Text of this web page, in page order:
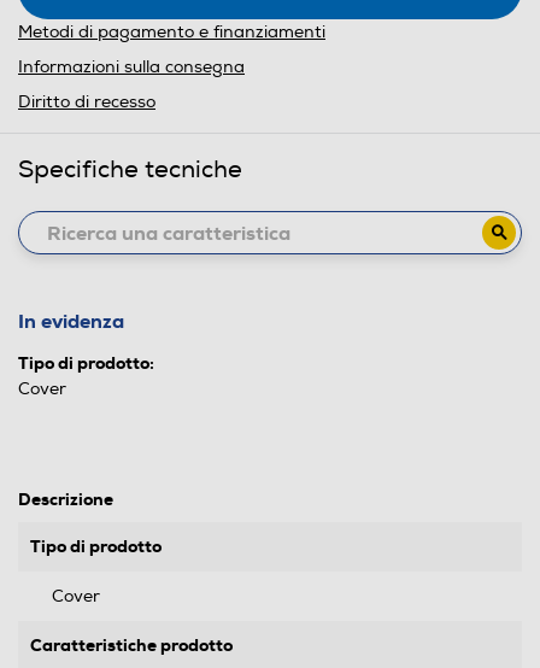
Metodi di pagamento e finanziamenti
Informazioni sulla consegna
Diritto di recesso
Specifiche tecniche
In evidenza
Tipo di prodotto:
Cover
Descrizione
Tipo di prodotto
Cover
Caratteristiche prodotto